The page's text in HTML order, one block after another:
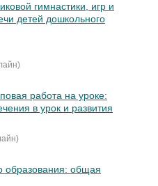
гимнастики, игр и
детей дошкольного
работа на уроке:
в урок и развития
образования: общая